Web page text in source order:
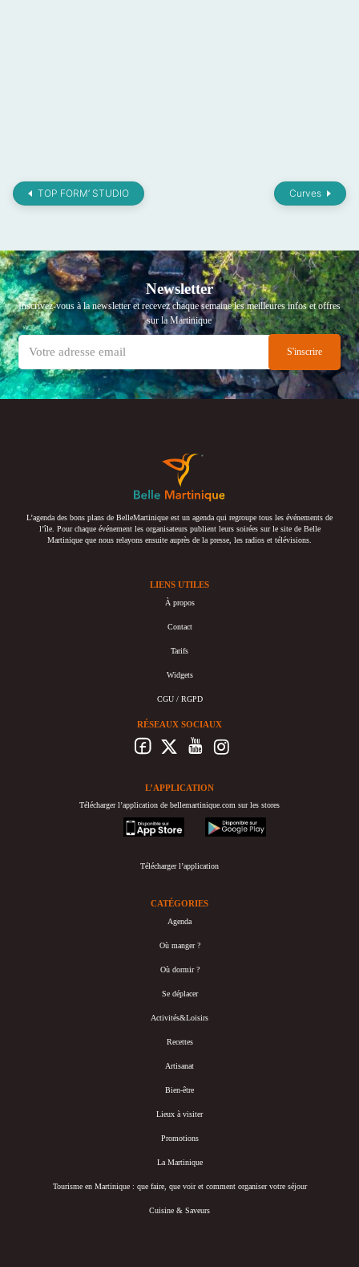
TOP FORM’ STUDIO Curves
Newsletter
Inscrivez-vous à la newsletter et recevez chaque semaine les meilleures infos et offres
sur la Martinique
L’agenda des bons plans de BelleMartinique est un agenda qui regroupe tous les événements de
l’île. Pour chaque événement les organisateurs publient leurs soirées sur le site de Belle
Martinique que nous relayons ensuite auprès de la presse, les radios et télévisions.
LIENS UTILES
À propos
Contact
Tarifs
Widgets
CGU / RGPD
RÉSEAUX SOCIAUX
L’APPLICATION
Télécharger l’application de bellemartinique.com sur les stores
appstore
googleplay
Télécharger l’application
CATÉGORIES
Agenda
Où manger ?
Où dormir ?
Se déplacer
Activités&Loisirs
Recettes
Artisanat
Bien-être
Lieux à visiter
Promotions
La Martinique
Tourisme en Martinique : que faire, que voir et comment organiser votre séjour
Cuisine & Saveurs